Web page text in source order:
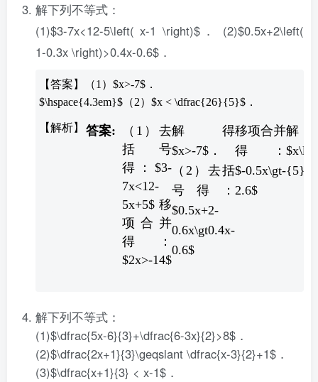
解下列不等式：
(1)$3-7x<12-5\left( x-1 \right)$． (2)$0.5x+2\left(
1-0.3x \right)>0.4x-0.6$．
【答案】（1）$x>-7$．
$\hspace{4.3em}$（2）$x < \dfrac{26}{5}$．
（1）去
括号
得：$3-
7x<12-
5x+5$ 移
项合并
得：
$2x>-14$
解得
$x>-7$．
（2）去括
号得：
$0.5x+2-
0.6x\gt0.4x-
0.6$
移项合并
得：
$-0.5x\gt-
2.6$
解
{5}$
解下列不等式：
(1)$\dfrac{5x-6}{3}+\dfrac{6-3x}{2}>8$．
(2)$\dfrac{2x+1}{3}\geqslant \dfrac{x-3}{2}+1$．
(3)$\dfrac{x+1}{3} < x-1$．